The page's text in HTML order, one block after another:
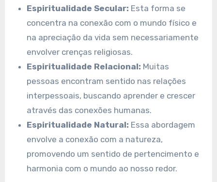
Espiritualidade Secular: Esta forma se
concentra na conexão com o mundo físico e
na apreciação da vida sem necessariamente
envolver crenças religiosas.
Espiritualidade Relacional: Muitas
pessoas encontram sentido nas relações
interpessoais, buscando aprender e crescer
através das conexões humanas.
Espiritualidade Natural: Essa abordagem
envolve a conexão com a natureza,
promovendo um sentido de pertencimento e
harmonia com o mundo ao nosso redor.